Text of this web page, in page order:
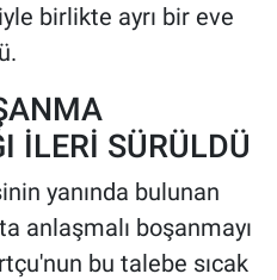
birlikte ayrı bir eve
İLERİ SÜRÜLDÜ
yanında bulunan
anlaşmalı boşanmayı
bu talebe sıcak